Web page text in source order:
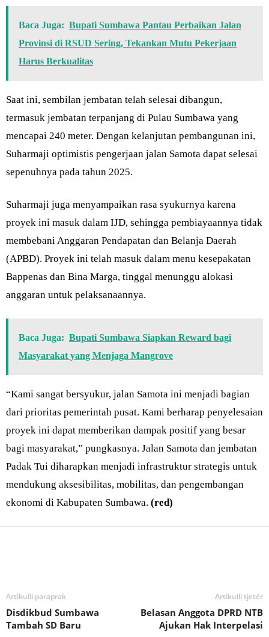
Baca Juga: Bupati Sumbawa Pantau Perbaikan Jalan
Provinsi di RSUD Sering, Tekankan Mutu Pekerjaan
Harus Berkualitas
Saat ini, sembilan jembatan telah selesai dibangun,
termasuk jembatan terpanjang di Pulau Sumbawa yang
mencapai 240 meter. Dengan kelanjutan pembangunan ini,
Suharmaji optimistis pengerjaan jalan Samota dapat selesai
sepenuhnya pada tahun 2025.
Suharmaji juga menyampaikan rasa syukurnya karena
proyek ini masuk dalam IJD, sehingga pembiayaannya tidak
membebani Anggaran Pendapatan dan Belanja Daerah
(APBD). Proyek ini telah masuk dalam menu kesepakatan
Bappenas dan Bina Marga, tinggal menunggu alokasi
anggaran untuk pelaksanaannya.
Baca Juga: Bupati Sumbawa Siapkan Reward bagi
Masyarakat yang Menjaga Mangrove
“Kami sangat bersyukur, jalan Samota ini menjadi bagian
dari prioritas pemerintah pusat. Kami berharap penyelesaian
proyek ini dapat memberikan dampak positif yang besar
bagi masyarakat,” pungkasnya. Jalan Samota dan jembatan
Padak Tui diharapkan menjadi infrastruktur strategis untuk
mendukung aksesibilitas, mobilitas, dan pengembangan
ekonomi di Kabupaten Sumbawa. (red)
Artikulli paraprak
Disdikbud Sumbawa
Tambah SD Baru
Artikulli tjetër
Belasan Anggota DPRD NTB
Ajukan Hak Interpelasi